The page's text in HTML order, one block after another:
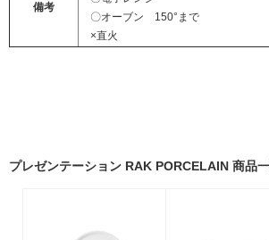
備考
〇オーブン 150°まで
×直火
プレゼンテーション RAK PORCELAIN 商品一